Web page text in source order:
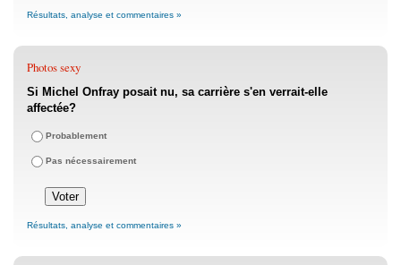
Résultats, analyse et commentaires »
Photos sexy
Si Michel Onfray posait nu, sa carrière s'en verrait-elle
affectée?
Probablement
Pas nécessairement
Résultats, analyse et commentaires »